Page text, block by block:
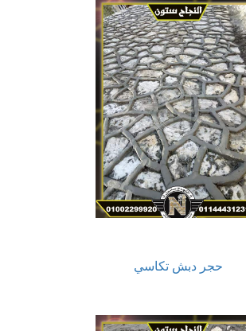
حجر دبش تكاسي